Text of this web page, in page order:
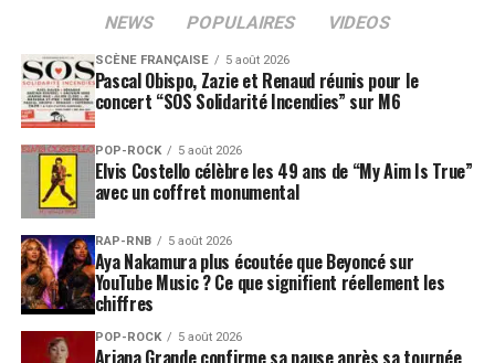
NEWS POPULAIRES VIDEOS
SCÈNE FRANÇAISE 5 août 2026
Pascal Obispo, Zazie et Renaud réunis pour le
concert “SOS Solidarité Incendies” sur M6
POP-ROCK 5 août 2026
Elvis Costello célèbre les 49 ans de “My Aim Is True”
avec un coffret monumental
RAP-RNB 5 août 2026
Aya Nakamura plus écoutée que Beyoncé sur
YouTube Music ? Ce que signifient réellement les
chiffres
POP-ROCK 5 août 2026
Ariana Grande confirme sa pause après sa tournée